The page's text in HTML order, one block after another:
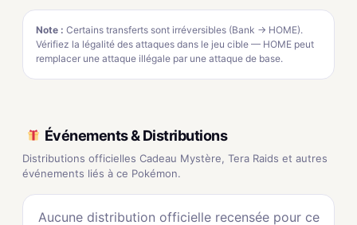
Note : Certains transferts sont irréversibles (Bank → HOME).
Vérifiez la légalité des attaques dans le jeu cible — HOME peut
remplacer une attaque illégale par une attaque de base.
Événements & Distributions
Distributions officielles Cadeau Mystère, Tera Raids et autres
événements liés à ce Pokémon.
Aucune distribution officielle recensée pour ce